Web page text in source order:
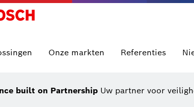
Onze markten Referenties
built on Partnership Uw partner voor